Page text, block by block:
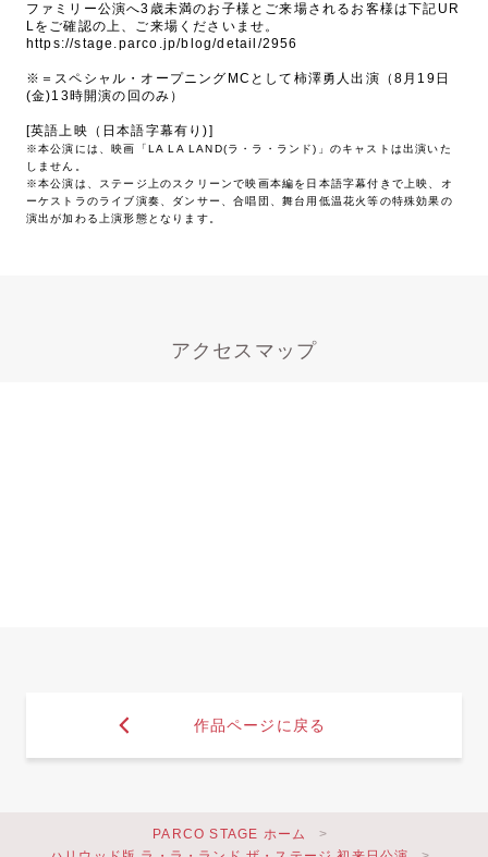
ファミリー公演へ3歳未満のお子様とご来場されるお客様は下記UR
Lをご確認の上、ご来場くださいませ。
https://stage.parco.jp/blog/detail/2956
※＝スペシャル・オープニングMCとして柿澤勇人出演（8月19日
(金)13時開演の回のみ）
[英語上映（日本語字幕有り)]
※本公演には、映画「LA LA LAND(ラ・ラ・ランド)」のキャストは出演いた
しません。
※本公演は、ステージ上のスクリーンで映画本編を日本語字幕付きで上映、オ
ーケストラのライブ演奏、ダンサー、合唱団、舞台用低温花火等の特殊効果の
演出が加わる上演形態となります。
アクセスマップ
作品ページに戻る
PARCO STAGE ホーム